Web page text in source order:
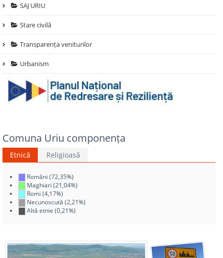
SAJ URIU
Stare civilă
Transparența veniturilor
Urbanism
Comuna Uriu componența
Etnică Religioasă
Români (72,35%)
Maghiari (21,04%)
Romi (4,17%)
Necunoscută (2,21%)
Altă etnie (0,21%)